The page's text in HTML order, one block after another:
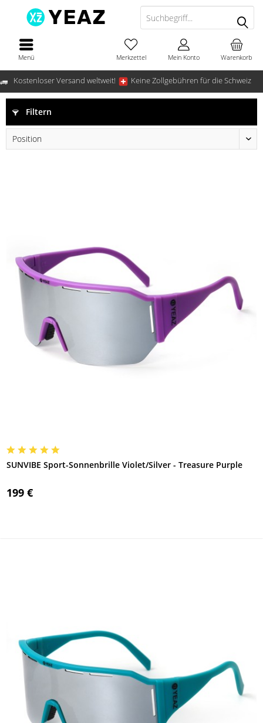
Kostenloser Versand weltweit! Keine Zollgebühren für die Schweiz
Menü Warenkorb
Merkzettel Mein Konto
Filtern
SUNVIBE Sport-Sonnenbrille Violet/Silver - Treasure Purple
199 €